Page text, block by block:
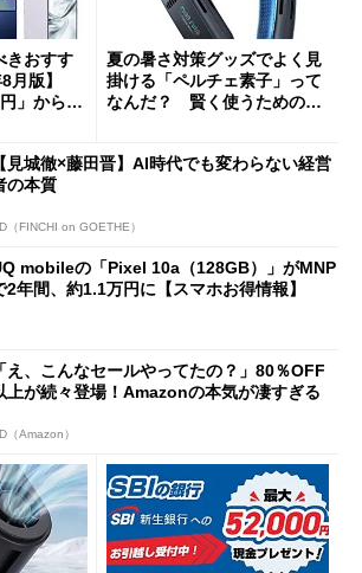
きおすす
月版】
」からお
夏の暑さ対策グッズでよく見
掛ける「ペルチェ素子」って
なんだ？ 賢く使うための注
【見城徹×藤田晋】AI時代でも変わらない経営
の本質
（FINCHI on GOETHE）
mobileの「Pixel 10a（128GB）」がMNP
2年間、約1.1万円に【スマホお得情報】
「え、こんなセールやってたの？」80％OFF
上が続々登場！Amazonの本気が凄すぎる
（Amazon）